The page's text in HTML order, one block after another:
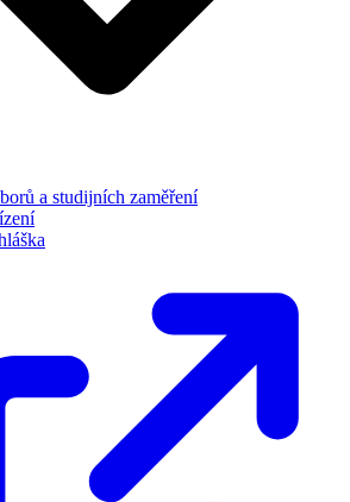
a studijních zaměření